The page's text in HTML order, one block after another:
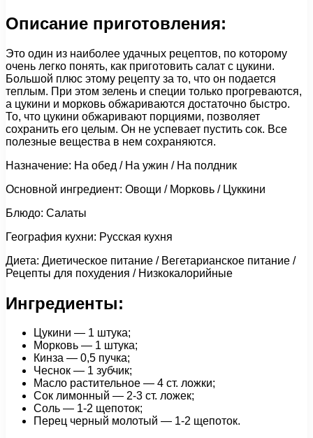
Описание приготовления:
Это один из наиболее удачных рецептов, по которому
очень легко понять, как приготовить салат с цукини.
Большой плюс этому рецепту за то, что он подается
теплым. При этом зелень и специи только прогреваются,
а цукини и морковь обжариваются достаточно быстро.
То, что цукини обжаривают порциями, позволяет
сохранить его целым. Он не успевает пустить сок. Все
полезные вещества в нем сохраняются.
Назначение: На обед / На ужин / На полдник
Основной ингредиент: Овощи / Морковь / Цуккини
Блюдо: Салаты
География кухни: Русская кухня
Диета: Диетическое питание / Вегетарианское питание /
Рецепты для похудения / Низкокалорийные
Ингредиенты:
Цукини — 1 штука;
Морковь — 1 штука;
Кинза — 0,5 пучка;
Чеснок — 1 зубчик;
Масло растительное — 4 ст. ложки;
Сок лимонный — 2-3 ст. ложек;
Соль — 1-2 щепоток;
Перец черный молотый — 1-2 щепоток.